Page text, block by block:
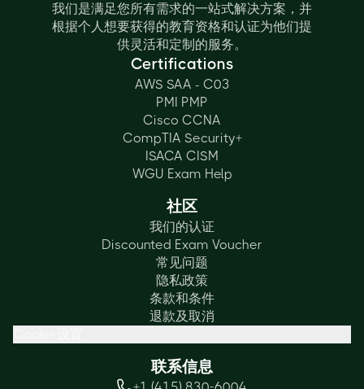
我们是满足您所有需求的一站式解决方案，并
根据个人想要获得的教育资格和认证为他们提
供灵活和定制的服务。
Certifications
AWS SAA - C03
PMI PMP
Cisco CCNA
CompTIA Security+
ISACA CISM
WGU Exam Help
社区
我们的认证
Discounted Exam Voucher
常见问题
隐私政策
条款和条件
退款及取消
联系信息